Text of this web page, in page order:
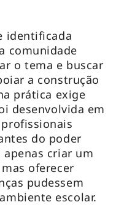
identificada
comunidade
o tema e buscar
a construção
prática exige
desenvolvida em
do poder
criar um
oferecer
pudessem
escolar.